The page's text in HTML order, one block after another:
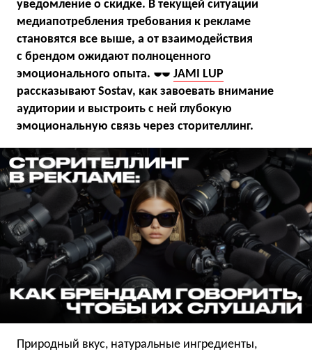
уведомление о скидке. В текущей ситуации
медиапотребления требования к рекламе
становятся все выше, а от взаимодействия
с брендом ожидают полноценного
эмоционального опыта.
JAMI LUP
рассказывают Sostav, как завоевать внимание
аудитории и выстроить с ней глубокую
эмоциональную связь через сторителлинг.
Природный вкус, натуральные ингредиенты,